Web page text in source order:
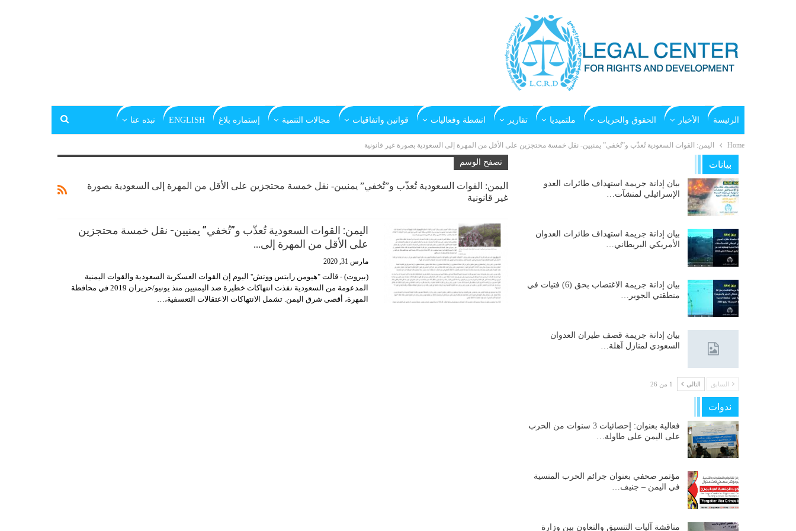
الرئيسة الأخبار الحقوق والحريات ملتميديا تقارير انشطة وفعاليات قوانين واتفاقيات مجالات التنمية إستماره بلاغ ENGLISH نبذه عنا
Home الیمن: القوات السعودیة تُعذّب و”تُخفي” یمنیین- نقل خمسة محتجزین على الأقل من المھرة إلى السعودیة بصورة غیر قانونیة
تصفح الوسم
الیمن: القوات السعودیة تُعذّب و”تُخفي” یمنیین- نقل خمسة محتجزین على الأقل من المھرة إلى السعودیة بصورة
غیر قانونیة
الیمن: القوات السعودیة تُعذّب و”تُخفي” یمنیین- نقل خمسة محتجزین
على الأقل من المھرة إلى…
مارس 31, 2020
(بیروت) - قالت "ھیومن رایتس ووتش'' الیوم إن القوات العسكریة السعودیة والقوات الیمنیة
المدعومة من السعودیة نفذت انتھاكات خطیرة ضد الیمنیین منذ یونیو/حزیران 2019 في محافظة
المھرة، أقصى شرق الیمن. تشمل الانتھاكات الاعتقالات التعسفیة،…
بيانات
بيان إدانة جريمة استهداف طائرات العدو
الإسرائيلي لمنشآت…
بيان إدانة جريمة استهداف طائرات العدوان
الأمريكي البريطاني…
بيان إدانة جريمة الاغتصاب بحق (6) فتيات في
منطقتي الجوير…
بيان إدانة جريمة قصف طيران العدوان
السعودي لمنازل آهلة…
السابق التالي 1 من 26
ندوات
فعالية بعنوان: إحصائيات 3 سنوات من الحرب
على اليمن على طاولة…
مؤتمر صحفي بعنوان جرائم الحرب المنسية
في اليمن – جنيف…
مناقشة آليات التنسيق والتعاون بين وزارة